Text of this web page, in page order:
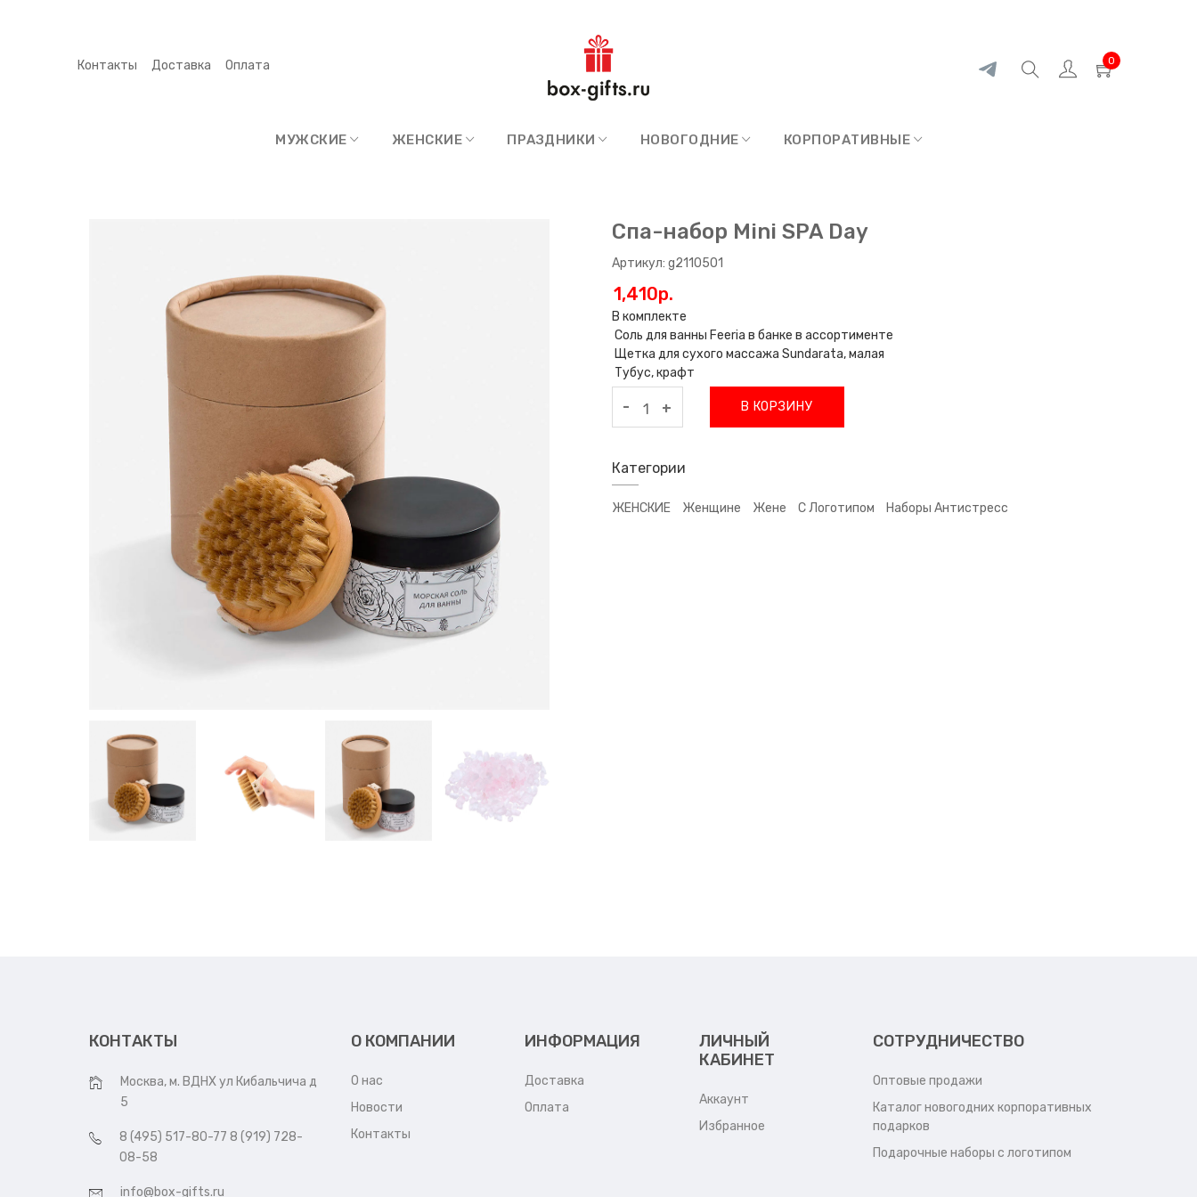
Контакты Доставка Оплата
МУЖСКИЕ ЖЕНСКИЕ ПРАЗДНИКИ НОВОГОДНИЕ КОРПОРАТИВНЫЕ
0
Спа-набор Mini SPA Day
Артикул: g2110501
1,410p.
В комплекте
Соль для ванны Feeria в банке в ассортименте
Щетка для сухого массажа Sundarata, малая
Тубус, крафт
- + В КОРЗИНУ
Категории
ЖЕНСКИЕ Женщине Жене С Логотипом Наборы Антистресс
КОНТАКТЫ
Москва, м. ВДНХ ул Кибальчича д
5
8 (495) 517-80-77 8 (919) 728-
08-58
info@box-gifts.ru
О КОМПАНИИ
О нас
Новости
Контакты
ИНФОРМАЦИЯ
Доставка
Оплата
ЛИЧНЫЙ
КАБИНЕТ
Аккаунт
Избранное
СОТРУДНИЧЕСТВО
Оптовые продажи
Каталог новогодних корпоративных
подарков
Подарочные наборы с логотипом